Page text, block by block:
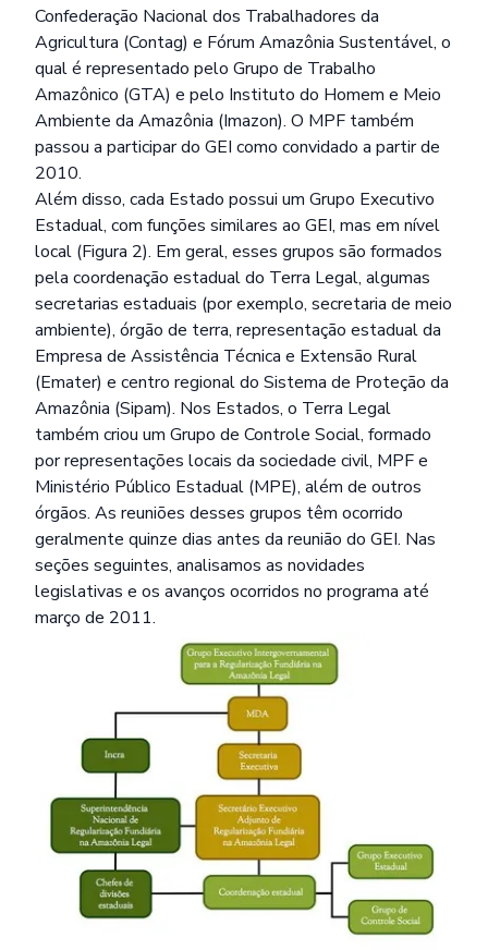
Confederação Nacional dos Trabalhadores da
Agricultura (Contag) e Fórum Amazônia Sustentável, o
qual é representado pelo Grupo de Trabalho
Amazônico (GTA) e pelo Instituto do Homem e Meio
Ambiente da Amazônia (Imazon). O MPF também
passou a participar do GEI como convidado a partir de
2010.
Além disso, cada Estado possui um Grupo Executivo
Estadual, com funções similares ao GEI, mas em nível
local (Figura 2). Em geral, esses grupos são formados
pela coordenação estadual do Terra Legal, algumas
secretarias estaduais (por exemplo, secretaria de meio
ambiente), órgão de terra, representação estadual da
Empresa de Assistência Técnica e Extensão Rural
(Emater) e centro regional do Sistema de Proteção da
Amazônia (Sipam). Nos Estados, o Terra Legal
também criou um Grupo de Controle Social, formado
por representações locais da sociedade civil, MPF e
Ministério Público Estadual (MPE), além de outros
órgãos. As reuniões desses grupos têm ocorrido
geralmente quinze dias antes da reunião do GEI. Nas
seções seguintes, analisamos as novidades
legislativas e os avanços ocorridos no programa até
março de 2011.